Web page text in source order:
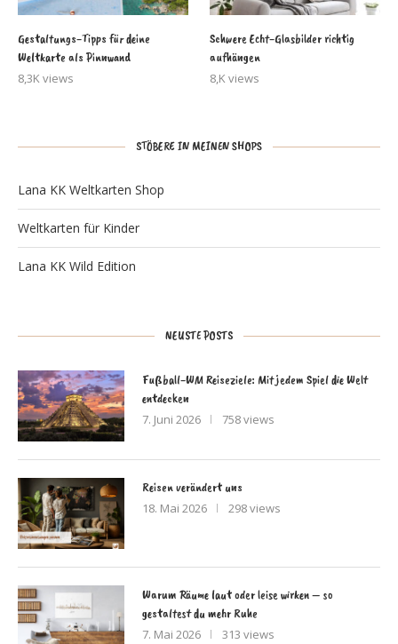
Gestaltungs-Tipps für deine
Weltkarte als Pinnwand
8,3K views
Schwere Echt-Glasbilder richtig
aufhängen
8,K views
STÖBERE IN MEINEN SHOPS
Lana KK Weltkarten Shop
Weltkarten für Kinder
Lana KK Wild Edition
NEUSTE POSTS
Fußball-WM Reiseziele: Mit jedem Spiel die Welt
entdecken
7. Juni 2026 758 views
Reisen verändert uns
18. Mai 2026 298 views
Warum Räume laut oder leise wirken – so
gestaltest du mehr Ruhe
7. Mai 2026 313 views